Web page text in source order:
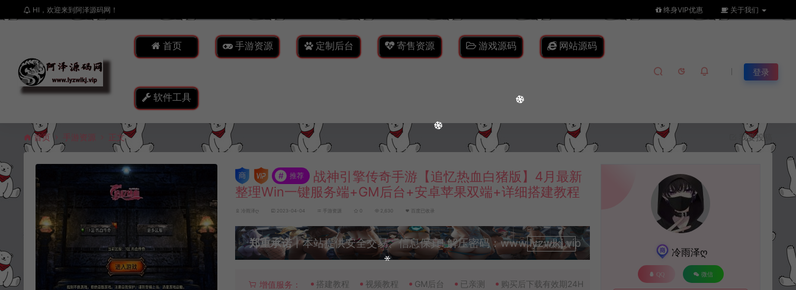
HI，欢迎来到阿泽源码网！ 终身VIP优惠 关于我们
首页 手游资源 定制后台 寄售资源 游戏源码 网站源码
软件工具
登录
首页 手游资源 正文 我要投稿
# 推荐
战神引擎传奇手游【追忆热血白猪版】4月最新
整理Win一键服务端+GM后台+安卓苹果双端+详细搭建教程
冷雨泽ღ 2023-04-04 手游资源 0 2,630 百度已收录
郑重承诺丨本站提供安全交易、信息保真! 解压密码：www.lyzwlkj.vip
升级会员
增值服务： 搭建教程 视频教程 GM后台 已亲测 购买后下载有效期24H
冷雨泽ღ
QQ 微信